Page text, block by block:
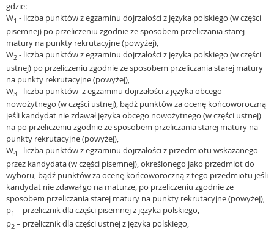
gdzie:
W1 - liczba punktów z egzaminu dojrzałości z języka polskiego (w części
pisemnej) po przeliczeniu zgodnie ze sposobem przeliczania starej
matury na punkty rekrutacyjne (powyżej),
W2 - liczba punktów z egzaminu dojrzałości z języka polskiego (w części
ustnej) po przeliczeniu zgodnie ze sposobem przeliczania starej matury
na punkty rekrutacyjne (powyżej),
W3 - liczba punktów z egzaminu dojrzałości z języka obcego
nowożytnego (w części ustnej), bądź punktów za ocenę końcoworoczną
jeśli kandydat nie zdawał języka obcego nowożytnego (w części ustnej)
na po przeliczeniu zgodnie ze sposobem przeliczania starej matury na
punkty rekrutacyjne (powyżej),
W4 - liczba punktów z egzaminu dojrzałości z przedmiotu wskazanego
przez kandydata (w części pisemnej), określonego jako przedmiot do
wyboru, bądź punktów za ocenę końcoworoczną z tego przedmiotu jeśli
kandydat nie zdawał go na maturze, po przeliczeniu zgodnie ze
sposobem przeliczania starej matury na punkty rekrutacyjne (powyżej),
p1 – przelicznik dla części pisemnej z języka polskiego,
p2 – przelicznik dla części ustnej z języka polskiego,